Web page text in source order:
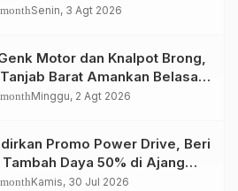
yang Semakin Skena
Senin, 3 Agt 2026
Motor dan Knalpot Brong,
Barat Amankan Belasan
Minggu, 2 Agt 2026
Promo Power Drive, Beri
Daya 50% di Ajang
Kamis, 30 Jul 2026